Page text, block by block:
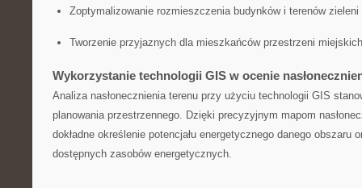
Zoptymalizowanie rozmieszczenia budynków i terenów zieleni
Tworzenie ‌przyjaznych dla‍ mieszkańców ‍przestrzeni miejskich
Wykorzystanie ​technologii GIS w ocenie
Analiza nasłonecznienia terenu‌ przy ⁤użyciu technologii‍ GIS⁢
planowania przestrzennego. Dzięki precyzyjnym mapom​
dokładne określenie potencjału energetycznego danego obszaru
‌dostępnych⁤ zasobów energetycznych.